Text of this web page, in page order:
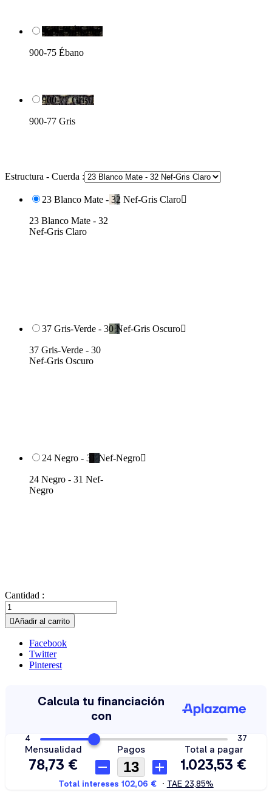
900-75 Ébano
900-75 Ébano
900-77 Gris
900-77 Gris
Estructura - Cuerda :
23 Blanco Mate - 32 Nef-Gris Claro
23 Blanco Mate - 32
Nef-Gris Claro
37 Gris-Verde - 30 Nef-Gris Oscuro
37 Gris-Verde - 30
Nef-Gris Oscuro
24 Negro - 31 Nef-Negro
24 Negro - 31 Nef-
Negro
Cantidad :
Añadir al carrito
Facebook
Twitter
Pinterest